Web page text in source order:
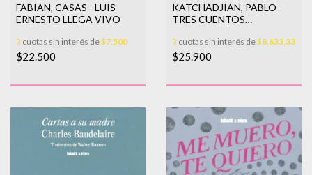
FABIAN, CASAS - LUIS
ERNESTO LLEGA VIVO
3 cuotas sin interés de$7.500
$22.500
KATCHADJIAN, PABLO -
TRES CUENTOS
3 cuotas sin interés de$8.633,33
$25.900